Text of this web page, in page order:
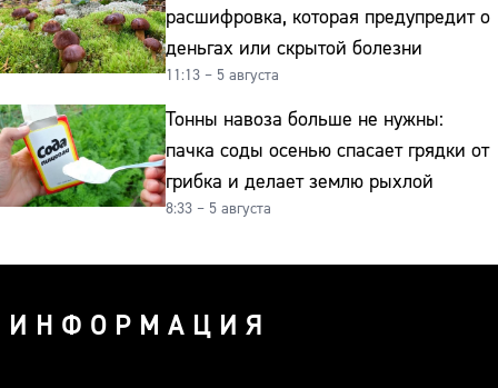
расшифровка, которая предупредит о
деньгах или скрытой болезни
11:13 – 5 августа
Тонны навоза больше не нужны:
пачка соды осенью спасает грядки от
грибка и делает землю рыхлой
8:33 – 5 августа
ИНФОРМАЦИЯ